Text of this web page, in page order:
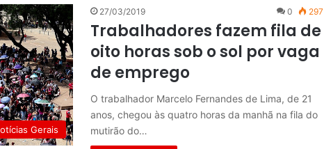
Gerais
27/03/2019 0 297
Trabalhadores fazem fila de
oito horas sob o sol por vaga
de emprego
O trabalhador Marcelo Fernandes de Lima, de 21
anos, chegou às quatro horas da manhã na fila do
mutirão do…